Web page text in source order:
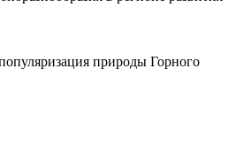
природы Горного